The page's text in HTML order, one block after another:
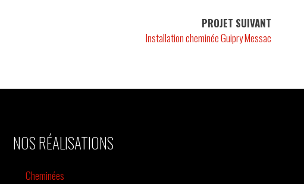
PROJET SUIVANT
Installation cheminée Guipry Messac
NOS RÉALISATIONS
Cheminées